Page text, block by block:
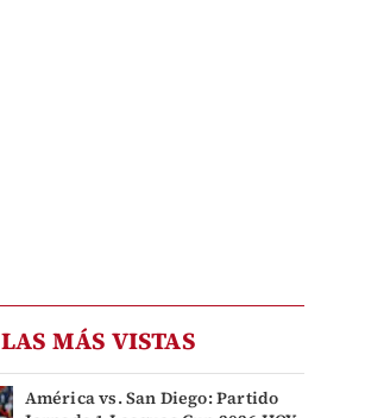
LAS MÁS VISTAS
América vs. San Diego: Partido